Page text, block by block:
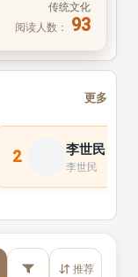
传统文化
阅读人数：
93
更多
11日 ）， 子 姓 ， 孔 氏
2 李世民
李世民 （598
推荐